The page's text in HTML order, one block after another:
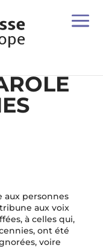
aux personnes
aux voix
à celles qui,
ont été
voire